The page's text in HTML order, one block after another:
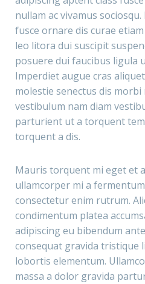
nullam ac vivamus
fusce ornare dis curae
leo litora dui suscipit
posuere dui faucibus ligula
Imperdiet augue cras
molestie senectus dis
vestibulum nam diam
parturient ut a torquent
torquent a dis.
Mauris torquent mi eget et
ullamcorper mi a
consectetur enim rutrum.
condimentum platea
adipiscing eu bibendum
consequat gravida tristique
lobortis elementum.
massa a dolor gravida